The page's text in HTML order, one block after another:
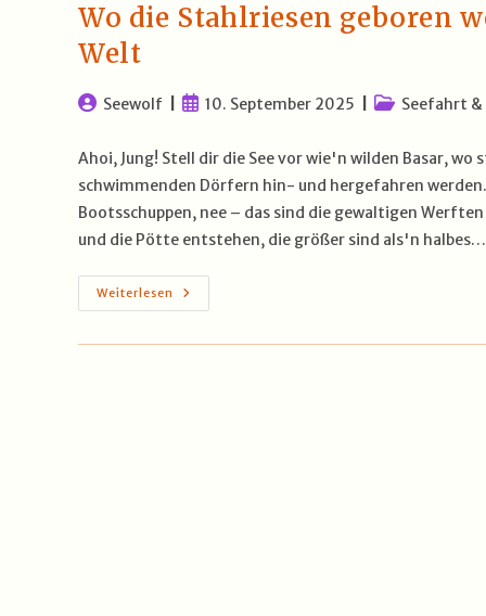
Wo die Stahlriesen geboren
Welt
Beitrags-
Seewolf
Beitrag
10. September 2025
Beitrags-
Seefahrt &
Ahoi, Jung! Stell dir die See vor wie'n wilden Basar,
schwimmenden Dörfern hin- und hergefahren
Bootsschuppen, nee – das sind die gewaltigen
und die Pötte entstehen, die größer sind als'n halbes…
Weiterlesen Wo
Die
Geboren